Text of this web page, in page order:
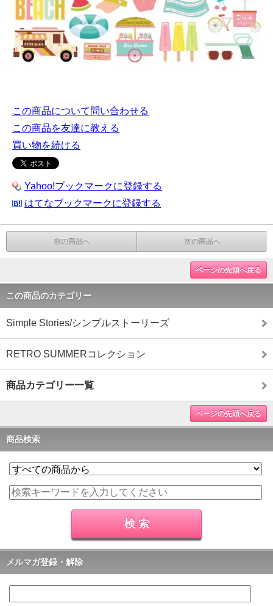
この商品について問い合わせる
この商品を友達に教える
買い物を続ける
Yahoo!ブックマークに登録する
はてなブックマークに登録する
前の商品へ 次の商品へ
ページの先頭へ戻る
この商品のカテゴリー
Simple Stories/シンプルストーリーズ
RETRO SUMMERコレクション
商品カテゴリー一覧
ページの先頭へ戻る
商品検索
メルマガ登録・解除